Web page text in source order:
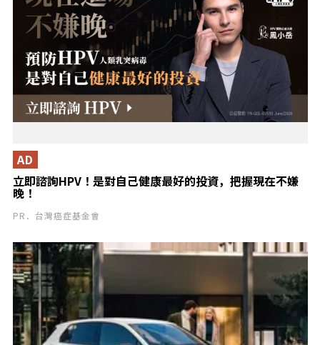
立即諮詢HPV！是對自己健康最好的投資，把握現在不嫌
晚！
AD
PR．台灣癌症基金會